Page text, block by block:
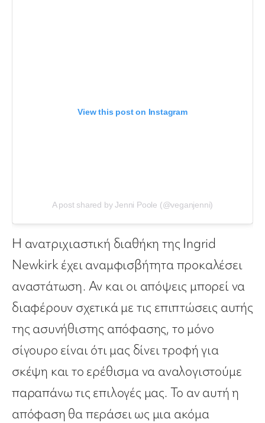
View this post on Instagram
A post shared by Jenni Poole (@veganjenni)
Η ανατριχιαστική διαθήκη της Ingrid
Newkirk έχει αναμφισβήτητα προκαλέσει
αναστάτωση. Αν και οι απόψεις μπορεί να
διαφέρουν σχετικά με τις επιπτώσεις αυτής
της ασυνήθιστης απόφασης, το μόνο
σίγουρο είναι ότι μας δίνει τροφή για
σκέψη και το ερέθισμα να αναλογιστούμε
παραπάνω τις επιλογές μας. Το αν αυτή η
απόφαση θα περάσει ως μια ακόμα